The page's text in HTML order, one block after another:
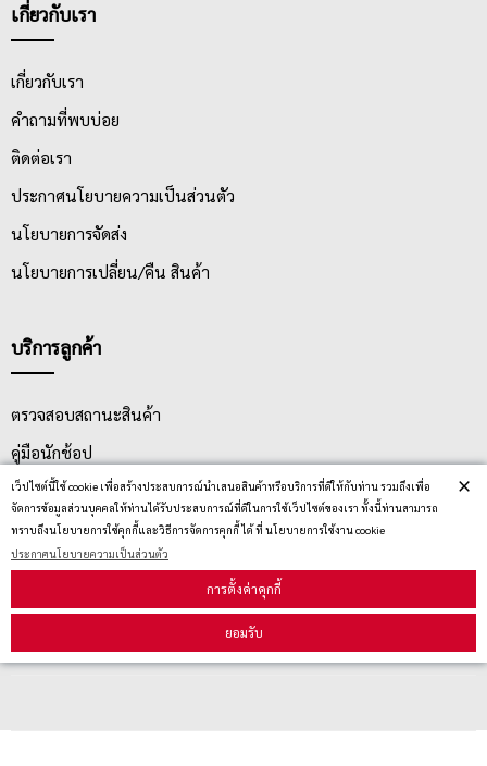
เว็ปไซต์นี้ใช้ cookie เพื่อสร้างประสบการณ์นำเสนอสินค้าหรือบริการที่ดีให้กับท่าน รวมถึงเพื่อ
จัดการข้อมูลส่วนบุคคลให้ท่านได้รับประสบการณ์ที่ดีในการใช้เว็ปไซต์ของเรา ทั้งนี้ท่านสามารถ
ทราบถึงนโยบายการใช้คุกกี้และวิธีการจัดการคุกกี้ ได้ ที่ นโยบายการใช้งาน cookie
ประกาศนโยบายความเป็นส่วนตัว
การตั้งค่าคุกกี้
ยอมรับ
×
เกี่ยวกับเรา
เกี่ยวกับเรา
คำถามที่พบบ่อย
ติดต่อเรา
ประกาศนโยบายความเป็นส่วนตัว
นโยบายการจัดส่ง
นโยบายการเปลี่ยน/คืน สินค้า
บริการลูกค้า
ตรวจสอบสถานะสินค้า
คู่มือนักช้อป
วิธีลบคุกกี้
สมัครรับข่าวสาร
รับข่าวสาร